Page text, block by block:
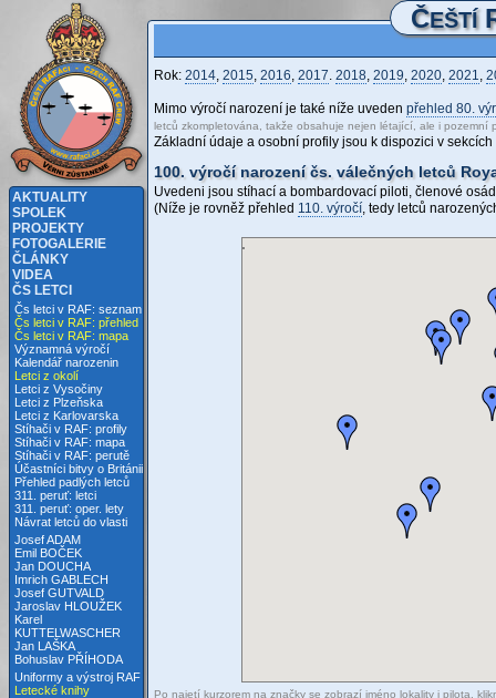
AKTUALITY
SPOLEK
PROJEKTY
FOTOGALERIE
ČLÁNKY
VIDEA
ČS LETCI
Čs letci v RAF: seznam
Čs letci v RAF: přehled
Čs letci v RAF: mapa
Významná výročí
Kalendář narozenin
Letci z okolí
Letci z Vysočiny
Letci z Plzeňska
Letci z Karlovarska
Stíhači v RAF: profily
Stíhači v RAF: mapa
Stíhači v RAF: perutě
Účastníci bitvy o Británii
Přehled padlých letců
311. peruť: letci
311. peruť: oper. lety
Návrat letců do vlasti
Josef ADAM
Emil BOČEK
Jan DOUCHA
Imrich GABLECH
Josef GUTVALD
Jaroslav HLOUŽEK
Karel
KUTTELWASCHER
Jan LAŠKA
Bohuslav PŘÍHODA
Uniformy a výstroj RAF
Letecké knihy
ČEŠTÍ
Rok: 2014, 2015, 2016, 2017. 2018, 2019, 2020, 2021,
Mimo výročí narození je také níže uveden přehled 80.
letců zkompletována, takže obsahuje nejen létající, ale i
Základní údaje a osobní profily jsou k dispozici v sekcích
100. výročí narození čs. válečných letců
Uvedeni jsou stíhací a bombardovací piloti, členové
(Níže je rovněž přehled 110. výročí, tedy letců
Po najetí kurzorem na značky se zobrazí jméno lokality i pilota,